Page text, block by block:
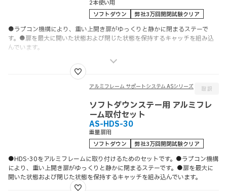
2本使い用
ソフトダウン
弊社3万回開閉試験クリア
●ラプコン機構により、重い上開き扉がゆっくりと静かに閉まるステーで
す。●扉を最大に開いた状態および閉じた状態を保持するキャッチを組み込
んでいます。
アルミフレーム サポートシステム ASシリーズ
ソフトダウンステー用 アルミフレ
ーム取付セット
AS-HDS-30
重量扉用
ソフトダウン
弊社3万回開閉試験クリア
●HDS-30をアルミフレームに取り付けるためのセットです。●ラプコン機構
により、重い上開き扉がゆっくりと静かに閉まるステーです。●扉を最大に
開いた状態および閉じた状態を保持するキャッチを組み込んでいます。